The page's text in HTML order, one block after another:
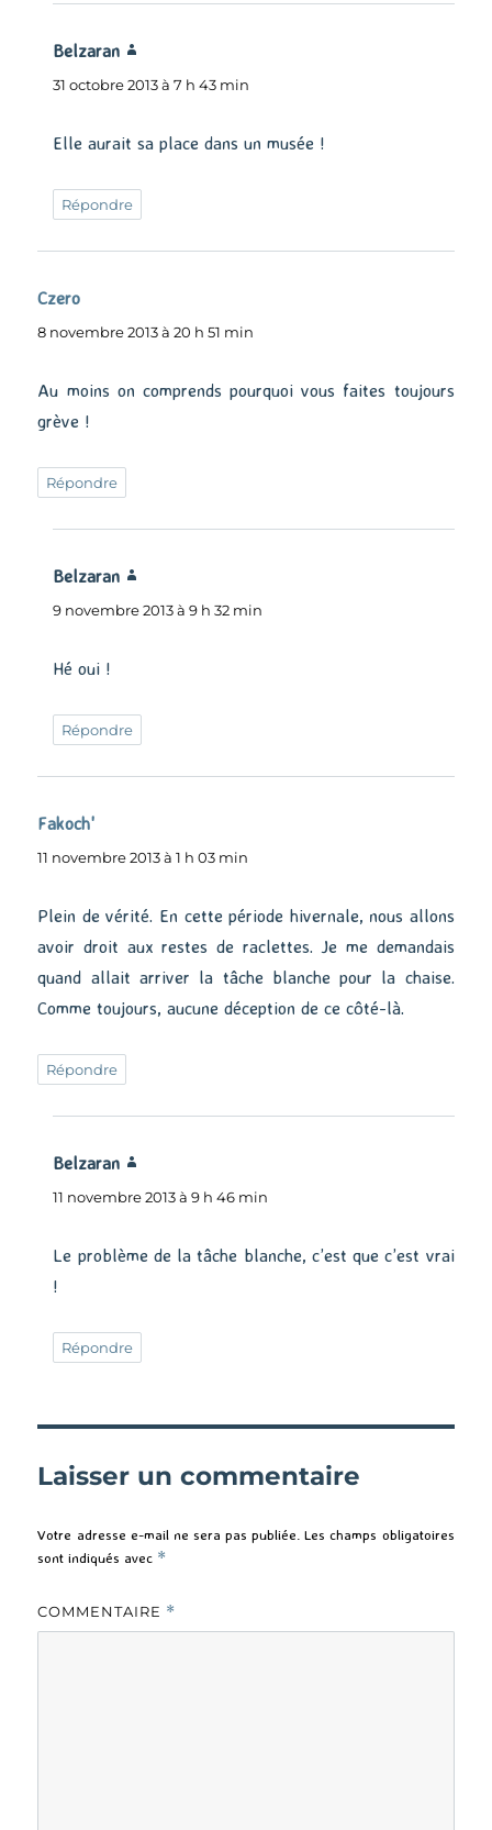
Belzaran
31 octobre 2013 à 7 h 43 min
Elle aurait sa place dans un musée !
Répondre
Czero
8 novembre 2013 à 20 h 51 min
Au moins on comprends pourquoi vous faites toujours
grève !
Répondre
Belzaran
9 novembre 2013 à 9 h 32 min
Hé oui !
Répondre
Fakoch'
11 novembre 2013 à 1 h 03 min
Plein de vérité. En cette période hivernale, nous allons
avoir droit aux restes de raclettes. Je me demandais
quand allait arriver la tâche blanche pour la chaise.
Comme toujours, aucune déception de ce côté-là.
Répondre
Belzaran
11 novembre 2013 à 9 h 46 min
Le problème de la tâche blanche, c’est que c’est vrai
!
Répondre
Laisser un commentaire
Votre adresse e-mail ne sera pas publiée. Les champs obligatoires
sont indiqués avec *
COMMENTAIRE *